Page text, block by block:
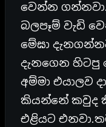
වෙන්න
බලපෑම් වැඩි
මේඝා
දැනගෙන හිටපු
අම්මා එයාලව
කියන්නේ කවුද
එළියට